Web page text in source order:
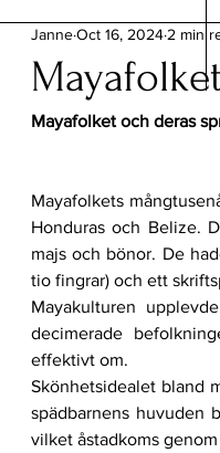
JanneOct 16, 2024 2 min
Mayafolket och deras
Mayafolkets
Honduras och Belize.
majs och bönor. De
tio fingrar) och ett
Mayakulturen
decimerade
effektivt om.
Skönhetsidealet bland
spädbarnens huvuden
vilket åstadkoms